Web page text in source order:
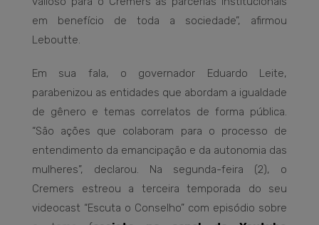
em benefício de toda a sociedade”, afirmou
Leboutte.
Em sua fala, o governador Eduardo Leite,
parabenizou as entidades que abordam a igualdade
de gênero e temas correlatos de forma pública.
“São ações que colaboram para o processo de
entendimento da emancipação e da autonomia das
mulheres”, declarou. Na segunda-feira (2), o
Cremers estreou a terceira temporada do seu
videocast “Escuta o Conselho” com episódio sobre